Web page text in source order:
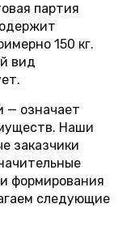
партия
150 кг.
вид
— означает
Наши
заказчики
формирования
следующие